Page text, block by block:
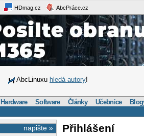
HDmag.cz AbcPráce.cz
AbcLinuxu hledá autory!
Hardware Software Články Učebnice
napište » Přihlášení